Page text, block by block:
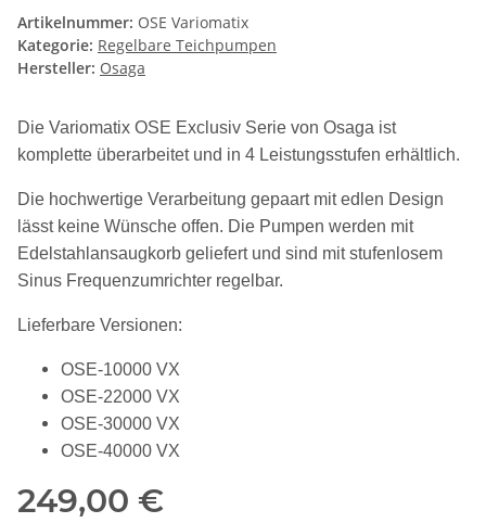
Artikelnummer: OSE Variomatix
Kategorie: Regelbare Teichpumpen
Hersteller: Osaga
Die Variomatix OSE Exclusiv Serie von Osaga ist
komplette überarbeitet und in 4 Leistungsstufen erhältlich.
Die hochwertige Verarbeitung gepaart mit edlen Design
lässt keine Wünsche offen. Die Pumpen werden mit
Edelstahlansaugkorb geliefert und sind mit stufenlosem
Sinus Frequenzumrichter regelbar.
Lieferbare Versionen:
OSE-10000 VX
OSE-22000 VX
OSE-30000 VX
OSE-40000 VX
249,00 €